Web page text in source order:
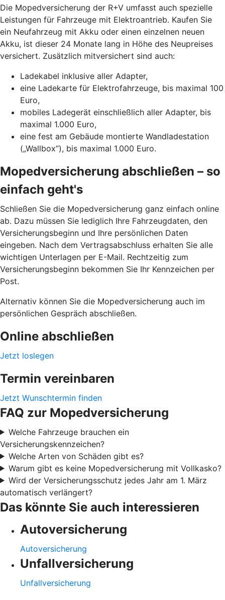
Die Mopedversicherung der R+V umfasst auch spezielle
Leistungen für Fahrzeuge mit Elektroantrieb. Kaufen Sie
ein Neufahrzeug mit Akku oder einen einzelnen neuen
Akku, ist dieser 24 Monate lang in Höhe des Neupreises
versichert. Zusätzlich mitversichert sind auch:
Ladekabel inklusive aller Adapter,
eine Ladekarte für Elektrofahrzeuge, bis maximal 100
Euro,
mobiles Ladegerät einschließlich aller Adapter, bis
maximal 1.000 Euro,
eine fest am Gebäude montierte Wandladestation
(„Wallbox“), bis maximal 1.000 Euro.
Mopedversicherung abschließen – so
einfach geht's
Schließen Sie die Mopedversicherung ganz einfach online
ab. Dazu müssen Sie lediglich Ihre Fahrzeugdaten, den
Versicherungsbeginn und Ihre persönlichen Daten
eingeben. Nach dem Vertragsabschluss erhalten Sie alle
wichtigen Unterlagen per E-Mail. Rechtzeitig zum
Versicherungsbeginn bekommen Sie Ihr Kennzeichen per
Post.
Alternativ können Sie die Mopedversicherung auch im
persönlichen Gespräch abschließen.
Online abschließen
Jetzt loslegen
Termin vereinbaren
Jetzt Wunschtermin finden
FAQ zur Mopedversicherung
Welche Fahrzeuge brauchen ein
Versicherungskennzeichen?
Welche Arten von Schäden gibt es?
Warum gibt es keine Mopedversicherung mit Vollkasko?
Wird der Versicherungsschutz jedes Jahr am 1. März
automatisch verlängert?
Das könnte Sie auch interessieren
Autoversicherung
Autoversicherung
Unfallversicherung
Unfallversicherung